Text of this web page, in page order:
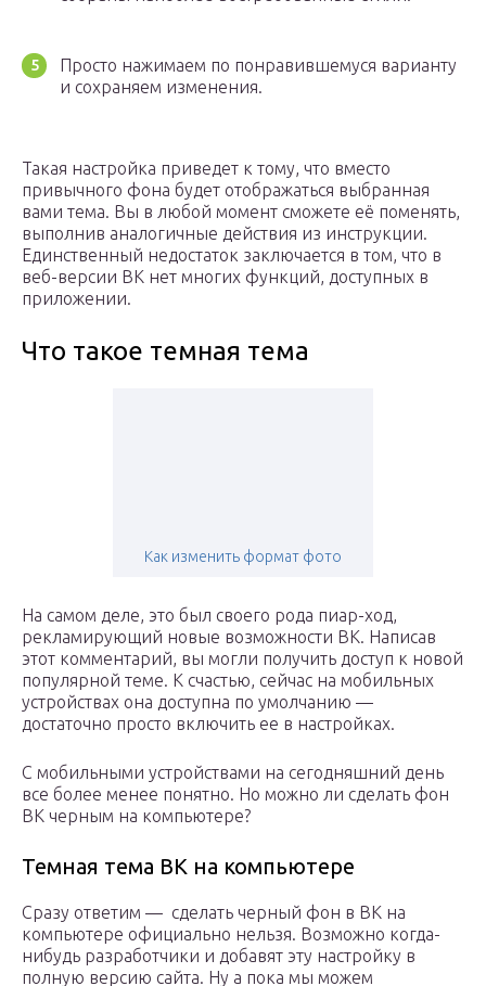
Просто нажимаем по понравившемуся варианту
и сохраняем изменения.
Такая настройка приведет к тому, что вместо
привычного фона будет отображаться выбранная
вами тема. Вы в любой момент сможете её поменять,
выполнив аналогичные действия из инструкции.
Единственный недостаток заключается в том, что в
веб-версии ВК нет многих функций, доступных в
приложении.
Что такое темная тема
Как изменить формат фото
На самом деле, это был своего рода пиар-ход,
рекламирующий новые возможности ВК. Написав
этот комментарий, вы могли получить доступ к новой
популярной теме. К счастью, сейчас на мобильных
устройствах она доступна по умолчанию —
достаточно просто включить ее в настройках.
С мобильными устройствами на сегодняшний день
все более менее понятно. Но можно ли сделать фон
ВК черным на компьютере?
Темная тема ВК на компьютере
Сразу ответим — сделать черный фон в ВК на
компьютере официально нельзя. Возможно когда-
нибудь разработчики и добавят эту настройку в
полную версию сайта. Ну а пока мы можем